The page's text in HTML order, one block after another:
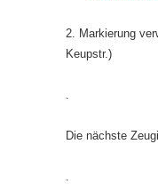
2. Markierung
Keupstr.)
.
Die nächste
.